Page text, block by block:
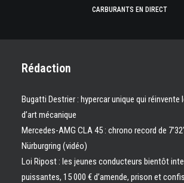
CARBURANTS EN DIRECT
Rédaction
Bugatti Destrier : hypercar unique qui réinvente
d’art mécanique
Mercedes-AMG CLA 45 : chrono record de
Nürburgring (vidéo)
Loi Ripost : les jeunes conducteurs bientôt
puissantes, 15 000 € d’amende, prison et